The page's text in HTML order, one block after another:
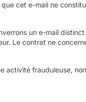
cet e-mail ne
un e-mail
Le contrat ne
activité frauduleuse,